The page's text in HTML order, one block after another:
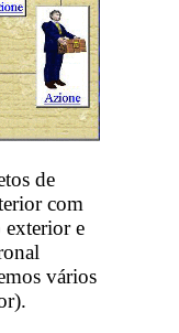
de
com
exterior e
vários